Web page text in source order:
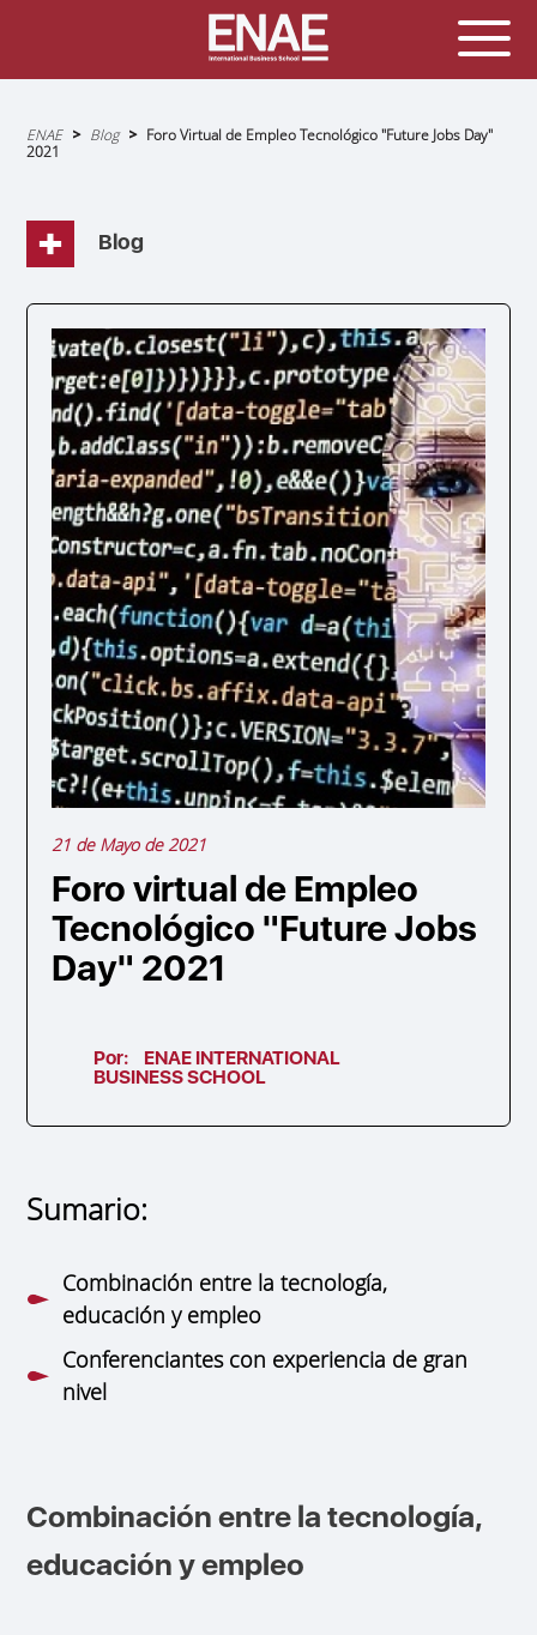
Sobrescribir
enlaces
de
navegación
ENAE Blog
Foro Virtual de Empleo Tecnológico "Future Jobs Day"
2021
Blog
21 de Mayo de 2021
Foro virtual de Empleo
Tecnológico "Future Jobs
Day" 2021
Por:
ENAE INTERNATIONAL
BUSINESS SCHOOL
Sumario:
Combinación entre la tecnología,
educación y empleo
Conferenciantes con experiencia de gran
nivel
Combinación entre la tecnología,
educación y empleo